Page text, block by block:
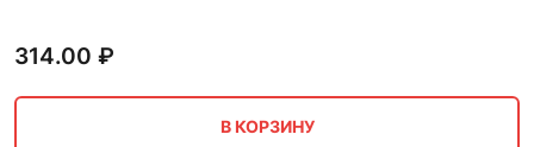
314.00 ₽
В КОРЗИНУ